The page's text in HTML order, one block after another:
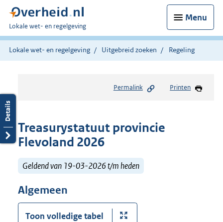
Menu
U
bent
hier:
Lokale wet- en regelgeving
Lokale wet- en regelgeving Uitgebreid zoeken Regeling
Permalink Printen
Treasurystatuut provincie
Flevoland 2026
Geldend van 19-03-2026 t/m heden
Algemeen
Toon volledige tabel